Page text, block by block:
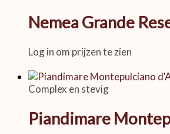
Nemea Grande
Log in om prijzen te zien
Complex en stevig
Piandimare